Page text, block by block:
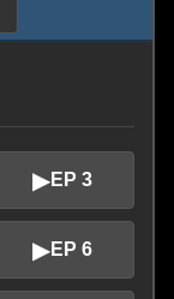
▶EP 3
▶EP 6